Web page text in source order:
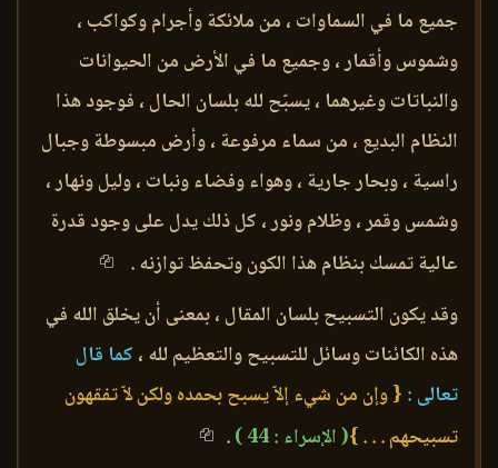
جميع ما في السماوات ، من ملائكة وأجرام وكواكب ،
وشموس وأقمار ، وجميع ما في الأرض من الحيوانات
والنباتات وغيرهما ، يسبّح لله بلسان الحال ، فوجود هذا
النظام البديع ، من سماء مرفوعة ، وأرض مبسوطة وجبال
راسية ، وبحار جارية ، وهواء وفضاء ونبات ، وليل ونهار ،
وشمس وقمر ، وظلام ونور ، كل ذلك يدل على وجود قدرة
عالية تمسك بنظام هذا الكون وتحفظ توازنه .
وقد يكون التسبيح بلسان المقال ، بمعنى أن يخلق الله في
هذه الكائنات وسائل للتسبيح والتعظيم لله ، كما قال
تعالى : { وإن من شيء إلاّ يسبح بحمده ولكن لاّ تفقهون
تسبيحهم . . . }( الإسراء : 44 ) .